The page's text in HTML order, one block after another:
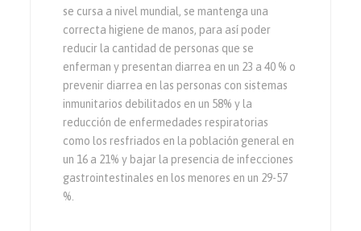
se cursa a nivel mundial, se mantenga una
correcta higiene de manos, para así poder
reducir la cantidad de personas que se
enferman y presentan diarrea en un 23 a 40 % o
prevenir diarrea en las personas con sistemas
inmunitarios debilitados en un 58% y la
reducción de enfermedades respiratorias
como los resfriados en la población general en
un 16 a 21% y bajar la presencia de infecciones
gastrointestinales en los menores en un 29-57
%.